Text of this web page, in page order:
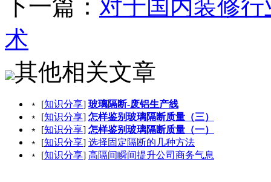
下一篇： 对于国内装修
术
其他相关文章
﹡ [知识分享] 玻璃隔断-废铝生产线
﹡ [知识分享] 怎样鉴别玻璃隔断质量（三）
﹡ [知识分享] 怎样鉴别玻璃隔断质量（一）
﹡ [知识分享] 选择固定隔断的几种方法
﹡ [知识分享] 高隔间瞬间提升公司商务气息